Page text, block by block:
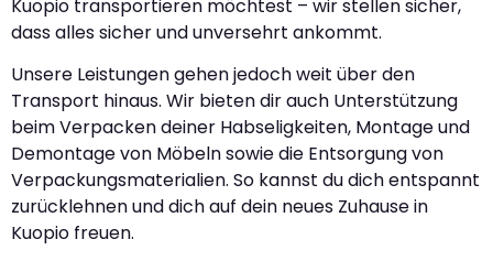
Kuopio transportieren möchtest – wir stellen sicher,
dass alles sicher und unversehrt ankommt.
Unsere Leistungen gehen jedoch weit über den
Transport hinaus. Wir bieten dir auch Unterstützung
beim Verpacken deiner Habseligkeiten, Montage und
Demontage von Möbeln sowie die Entsorgung von
Verpackungsmaterialien. So kannst du dich entspannt
zurücklehnen und dich auf dein neues Zuhause in
Kuopio freuen.